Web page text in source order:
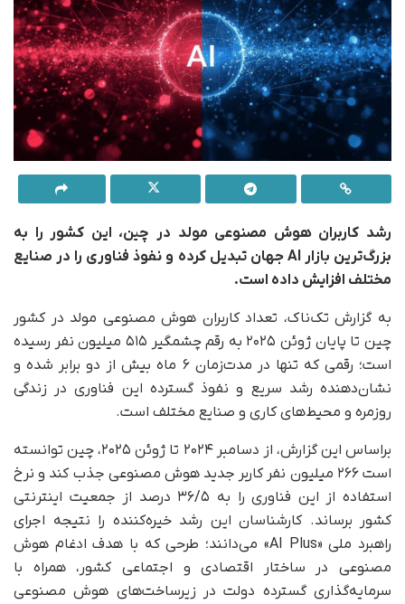
رشد کاربران هوش مصنوعی مولد در چین، این کشور را به
بزرگ‌ترین بازار AI جهان تبدیل کرده و نفوذ فناوری را در صنایع
مختلف افزایش داده است.
به گزارش تک‌ناک، تعداد کاربران هوش مصنوعی مولد در کشور
چین تا پایان ژوئن ۲۰۲۵ به رقم چشمگیر ۵۱۵ میلیون نفر رسیده
است؛ رقمی که تنها در مدت‌زمان ۶ ماه بیش از دو برابر شده و
نشان‌دهنده رشد سریع و نفوذ گسترده این فناوری در زندگی
روزمره و محیط‌های کاری و صنایع مختلف است.
براساس این گزارش، از دسامبر ۲۰۲۴ تا ژوئن ۲۰۲۵، چین توانسته
است ۲۶۶ میلیون نفر کاربر جدید هوش مصنوعی جذب کند و نرخ
استفاده از این فناوری را به ۳۶/۵ درصد از جمعیت اینترنتی
کشور برساند. کارشناسان این رشد خیره‌کننده را نتیجه اجرای
راهبرد ملی «AI Plus» می‌دانند؛ طرحی که با هدف ادغام هوش
مصنوعی در ساختار اقتصادی و اجتماعی کشور، همراه با
سرمایه‌گذاری گسترده دولت در زیرساخت‌های هوش مصنوعی